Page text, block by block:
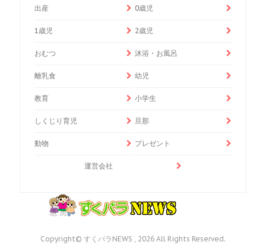
出産 0歳児
1歳児 2歳児
おむつ 沐浴・お風呂
離乳食 幼児
教育 小学生
しくじり育児 旦那
動物 プレゼント
運営会社
Copyright© すくパラNEWS , 2026 All Rights Reserved.